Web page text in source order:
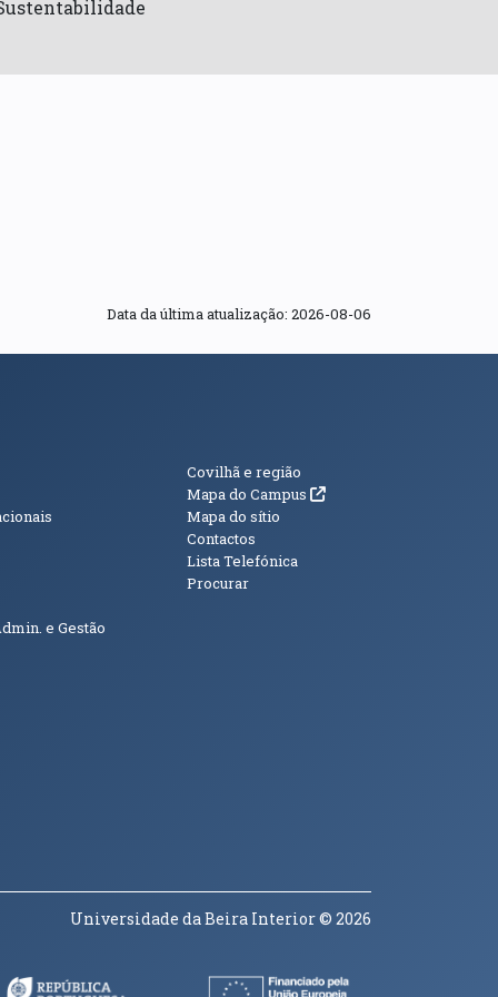
Data da última atualização: 2026-08-06
e Gestão
Informações
Covilhã e região
Mapa do Campus (abre em nova janela)
Mapa do sítio
Contactos
Lista Telefónica
Procurar
Universidade da Beira Interior© 2026
janela) (abre em nova janela)